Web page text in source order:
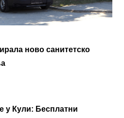
ново санитетско
у Кули: Бесплатни